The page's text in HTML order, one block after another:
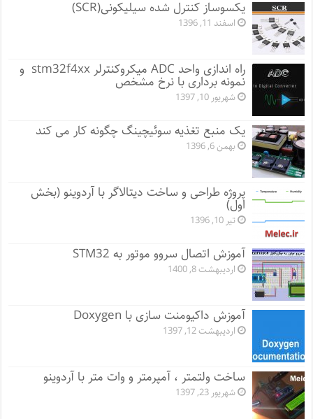
یکسوساز کنترل شده سیلیکونی(SCR)
اسفند 11, 1396
راه اندازی واحد ADC میکروکنترلر stm32f4xx و
نمونه برداری با نرخ مشخص
شهریور 10, 1397
یک منبع تغذیه سوئیچینگ چگونه کار می کند
بهمن 6, 1396
پروژه طراحی و ساخت دیتالاگر با آردوینو (بخش
اول)
تیر 10, 1396
آموزش اتصال سروو موتور به STM32
اردیبهشت 8, 1400
آموزش داکیومنت سازی با Doxygen
اردیبهشت 12, 1397
ساخت ولتمتر ، آمپرمتر و وات متر با آردوینو
شهریور 23, 1397